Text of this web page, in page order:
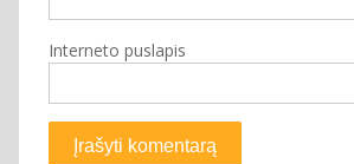
Interneto puslapis